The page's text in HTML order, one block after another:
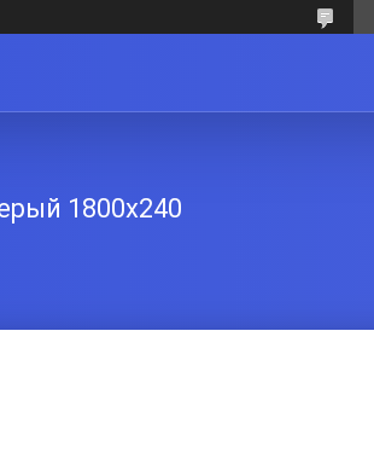
1800x240